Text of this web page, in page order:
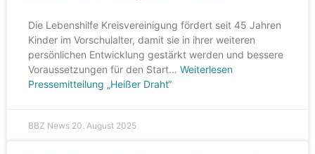
Die Lebenshilfe Kreisvereinigung fördert seit 45 Jahren
Kinder im Vorschulalter, damit sie in ihrer weiteren
persönlichen Entwicklung gestärkt werden und bessere
Voraussetzungen für den Start… Weiterlesen
Pressemitteilung „Heißer Draht“
BBZ News 20. August 2025